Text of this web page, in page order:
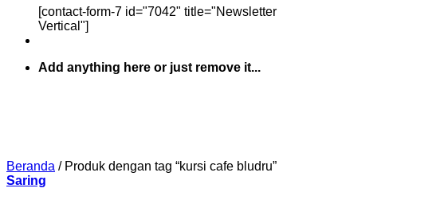
[contact-form-7 id="7042" title="Newsletter
Vertical"]
Add anything here or just remove it...
Beranda /Produk dengan tag “kursi cafe bludru”
Saring